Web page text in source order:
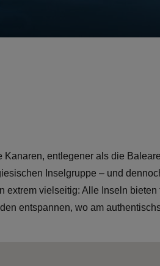
entlegener als die
Inselgruppe – und
extrem vielseitig: Alle Inseln
entspannen, wo am